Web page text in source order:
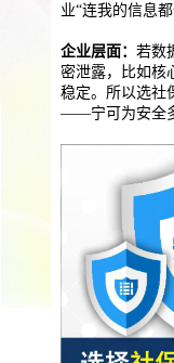
社保公积金缴纳
数组营销创新业务
营销立减金 扫
业“连我的信息
企业层面： 若数
密泄露，比如核
稳定。所以选社
——宁可为安全多